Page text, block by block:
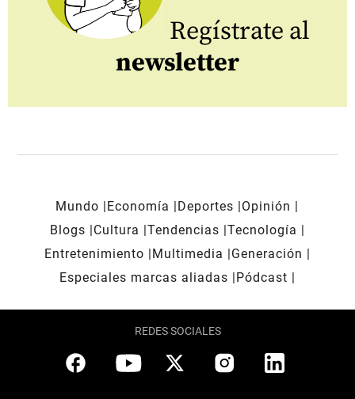
Regístrate al
newsletter
Mundo Economía Deportes
Opinión
Blogs
Cultura Tendencias Tecnología
Entretenimiento
Multimedia
Generación
Especiales marcas aliadas
Pódcast
REDES SOCIALES